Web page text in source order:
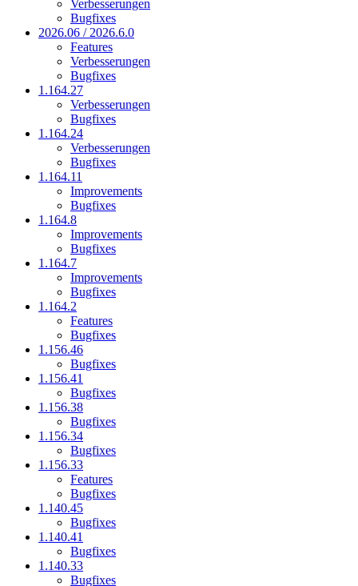
Verbesserungen
Bugfixes
2026.06 / 2026.6.0
Features
Verbesserungen
Bugfixes
1.164.27
Verbesserungen
Bugfixes
1.164.24
Verbesserungen
Bugfixes
1.164.11
Improvements
Bugfixes
1.164.8
Improvements
Bugfixes
1.164.7
Improvements
Bugfixes
1.164.2
Features
Bugfixes
1.156.46
Bugfixes
1.156.41
Bugfixes
1.156.38
Bugfixes
1.156.34
Bugfixes
1.156.33
Features
Bugfixes
1.140.45
Bugfixes
1.140.41
Bugfixes
1.140.33
Bugfixes